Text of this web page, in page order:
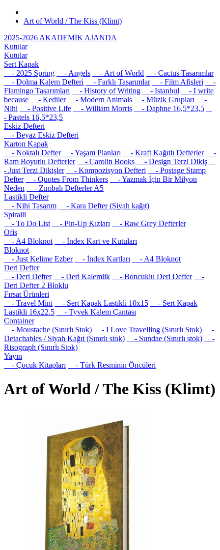
Art of World / The Kiss (Klimt)
2025-2026 AKADEMİK AJANDA
Kutular
Kutular
Sert Kapak
- 2025 Spring
- Angels - Art of World
- Cactus Tasarımlar
- Dolma Kalem Defteri
- Farklı Tasarımlar - Film Afişleri
-
Flamingo Tasarımları
- History of Writing - Istanbul
- I write
because
- Kediler - Modern Animals - Müzik Grupları
-
Nihi
- Positive Life - William Morris
- Daphne 16,5*23,5
- Pastels 16,5*23,5
Eskiz Defteri
- Beyaz Eskiz Defteri
Karton Kapak
- Noktalı Defter
- Yaşam Planları - Kraft Kağıtlı Defterler
-
Ram Boyutlu Defterler
- Carolin Books
- Design Terzi Dikiş
- Just Terzi Dikişler
- Kompozisyon Defteri
- Postage Stamp
Defter
- Quotes From Thinkers
- Yazmak İçin Bir Milyon
Neden
- Zımbalı Defterler A5
Lastikli Defter
- Nihi Tasarım
- Kara Defter (Siyah kağıt)
Spiralli
- To Do List
- Pin-Up Kızları
- Raw Grey Defterler
Ofis
- A4 Bloknot
- İndex Kart ve Kutuları
Bloknot
- Just Kelime Ezber
- İndex Kartları
- A4 Bloknot
Deri Defter
- Deri Defter
- Deri Kalemlik - Boncuklu Deri Defter
-
Deri Defter 2 Bloklu
Fırsat Ürünleri
- Travel Mini
- Sert Kapak Lastikli 10x15
- Sert Kapak
Lastikli 16x22.5
- Tyvek Kalem Çantası
Container
- Moustache (Sınırlı Stok)
- I Love Travelling (Sınırlı Stok)
-
Detachables / Siyah Kağıt (Sınırlı stok)
- Sundae (Sınırlı stok)
-
Risograph (Sınırlı Stok)
Yayın
- Çocuk Kitapları
- Türk Resminin Öncüleri
Art of World / The Kiss (Klimt)